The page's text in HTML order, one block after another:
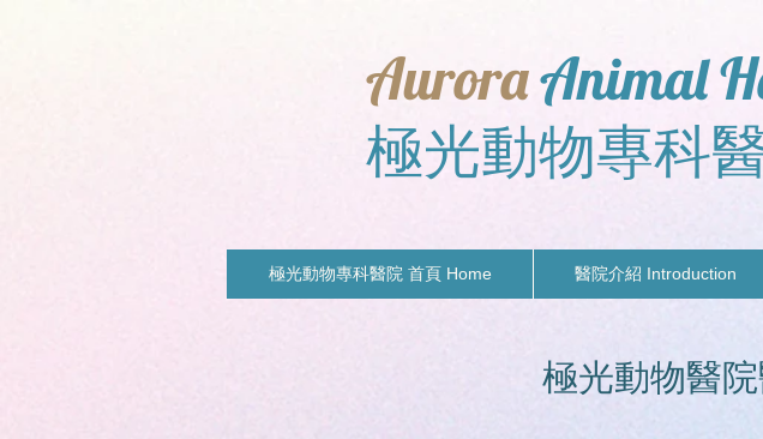
AuroraAnimal
極光動物專科
極光動物專科醫院 首頁 Home 醫院介紹 Introduction
極光動物醫